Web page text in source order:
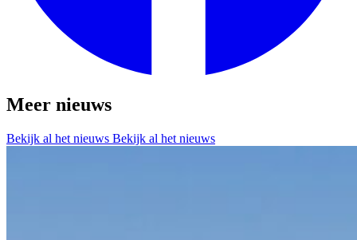
Meer nieuws
Bekijk al het nieuws Bekijk al het nieuws